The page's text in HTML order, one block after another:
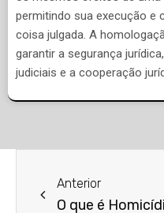
permitindo sua execução e
coisa julgada. A
garantir a segurança
judiciais e a cooperação
Anterior